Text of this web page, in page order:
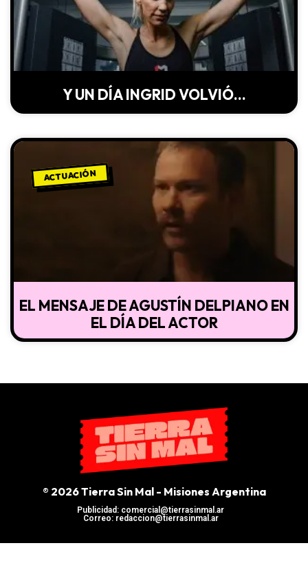
Y UN DÍA INGRID VOLVIÓ…
ACTUACIÓN
EL MENSAJE DE AGUSTÍN DELPIANO EN
EL DÍA DEL ACTOR
® 2026 Tierra Sin Mal - Misiones Argentina
Publicidad: comercial@tierrasinmal.ar
Correo: redaccion@tierrasinmal.ar